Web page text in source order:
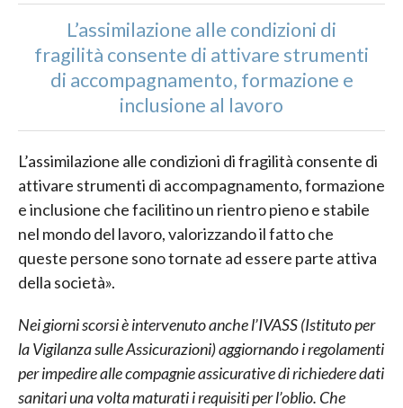
L’assimilazione alle condizioni di
fragilità consente di attivare strumenti
di accompagnamento, formazione e
inclusione al lavoro
L’assimilazione alle condizioni di fragilità consente di
attivare strumenti di accompagnamento, formazione
e inclusione che facilitino un rientro pieno e stabile
nel mondo del lavoro, valorizzando il fatto che
queste persone sono tornate ad essere parte attiva
della società».
Nei giorni scorsi è intervenuto anche l’IVASS (Istituto per
la Vigilanza sulle Assicurazioni) aggiornando i regolamenti
per impedire alle compagnie assicurative di richiedere dati
sanitari una volta maturati i requisiti per l’oblio. Che